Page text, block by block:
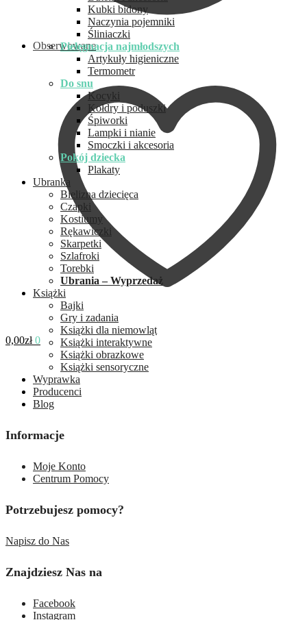
Obserwowane
0,00zł 0
Kubki bidony
Naczynia pojemniki
Śliniaczki
Pielęgnacja najmłodszych
Artykuły higieniczne
Termometr
Do snu
Kocyki
Kołdry i poduszki
Śpiworki
Lampki i nianie
Smoczki i akcesoria
Pokój dziecka
Plakaty
Ubranka
Bielizna dziecięca
Czapki
Kostiumy
Rękawiczki
Skarpetki
Szlafroki
Torebki
Ubrania – Wyprzedaż
Książki
Bajki
Gry i zadania
Książki dla niemowląt
Książki interaktywne
Książki obrazkowe
Książki sensoryczne
Wyprawka
Producenci
Blog
Informacje
Moje Konto
Centrum Pomocy
Potrzebujesz pomocy?
Napisz do Nas
Znajdziesz Nas na
Facebook
Instagram